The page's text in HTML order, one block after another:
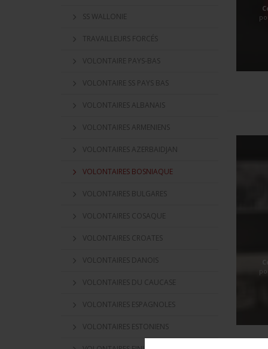
SS WALLONIE
TRAVAILLEURS FORCÉS
VOLONTAIRE PAYS-BAS
VOLONTAIRE SS PAYS BAS
VOLONTAIRES ALBANAIS
VOLONTAIRES ARMENIENS
VOLONTAIRES AZERBAIDJAN
VOLONTAIRES BOSNIAQUE
VOLONTAIRES BULGARES
VOLONTAIRES COSAQUE
VOLONTAIRES CROATES
VOLONTAIRES DANOIS
VOLONTAIRES DU CAUCASE
VOLONTAIRES ESPAGNOLES
VOLONTAIRES ESTONIENS